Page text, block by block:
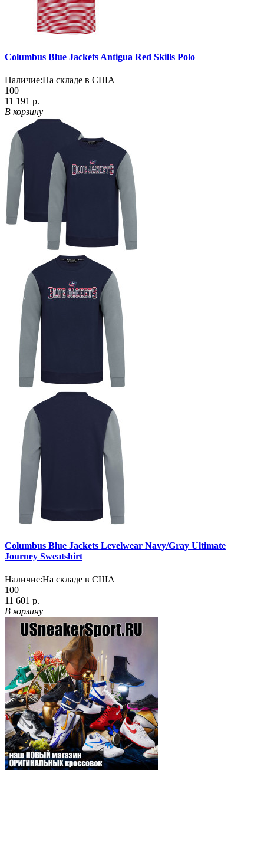
Columbus Blue Jackets Antigua Red Skills Polo
Наличие:На складе в США
100
11 191 р.
В корзину
Columbus Blue Jackets Levelwear Navy/Gray Ultimate
Journey Sweatshirt
Наличие:На складе в США
100
11 601 р.
В корзину